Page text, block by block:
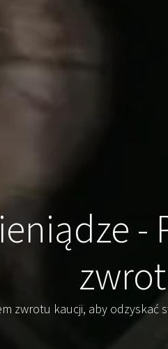
zwrotu kaucji, aby odzyskać